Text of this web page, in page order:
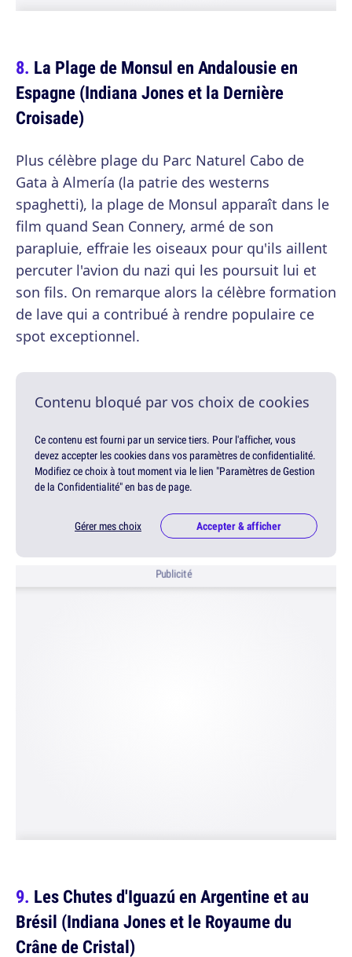
La Plage de Monsul en Andalousie en
Espagne (Indiana Jones et la Dernière
Croisade)
Plus célèbre plage du Parc Naturel Cabo de
Gata à Almería (la patrie des westerns
spaghetti), la plage de Monsul apparaît dans le
film quand Sean Connery, armé de son
parapluie, effraie les oiseaux pour qu'ils aillent
percuter l'avion du nazi qui les poursuit lui et
son fils. On remarque alors la célèbre formation
de lave qui a contribué à rendre populaire ce
spot exceptionnel.
Contenu bloqué par vos choix de cookies
Ce contenu est fourni par un service tiers. Pour l'afficher, vous
devez accepter les cookies dans vos paramètres de confidentialité.
Modifiez ce choix à tout moment via le lien "Paramètres de Gestion
de la Confidentialité" en bas de page.
Gérer mes choix Accepter & afficher
Publicité
Les Chutes d'Iguazú en Argentine et au
Brésil (Indiana Jones et le Royaume du
Crâne de Cristal)